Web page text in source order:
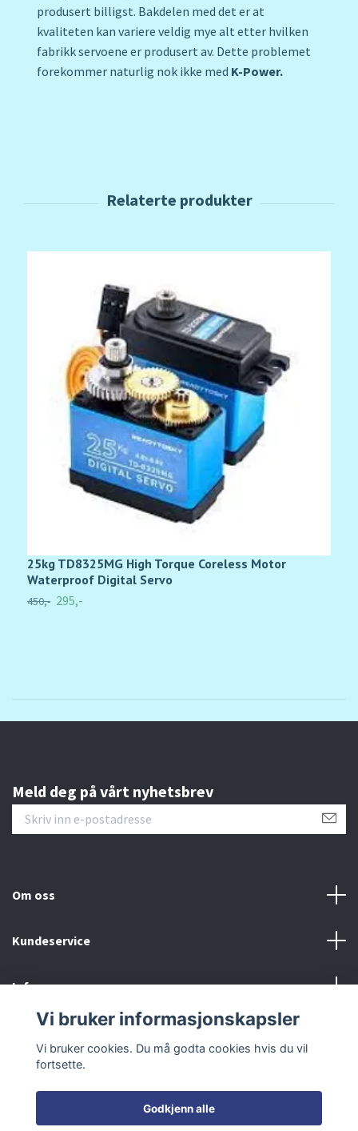
produsert billigst. Bakdelen med det er at
kvaliteten kan variere veldig mye alt etter hvilken
fabrikk servoene er produsert av. Dette problemet
forekommer naturlig nok ikke med K-Power.
25kg TD8325MG High Torque Coreless Motor
Waterproof Digital Servo
450,- 295,-
Meld deg på vårt nyhetsbrev
Om oss
Kundeservice
Info
Sosiale medier
Vi bruker informasjonskapsler
Vi bruker cookies. Du må godta cookies hvis du vil
fortsette.
Godkjenn alle